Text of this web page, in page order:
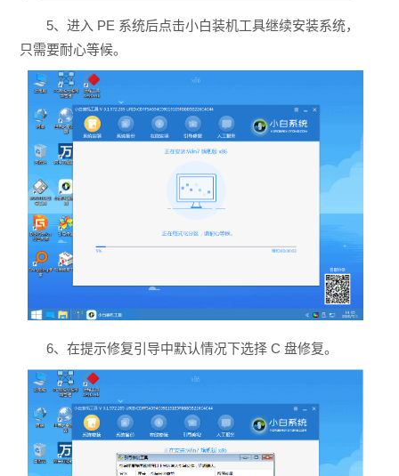
5、进入 PE 系统后点击小白装机工具继续安装系统，
只需要耐心等候。
6、在提示修复引导中默认情况下选择 C 盘修复。